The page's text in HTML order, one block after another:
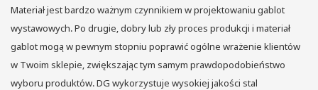
Materiał jest bardzo ważnym czynnikiem w projektowaniu gablot
wystawowych. Po drugie, dobry lub zły proces produkcji i materiał
gablot mogą w pewnym stopniu poprawić ogólne wrażenie klientów
w Twoim sklepie, zwiększając tym samym prawdopodobieństwo
wyboru produktów. DG wykorzystuje wysokiej jakości stal